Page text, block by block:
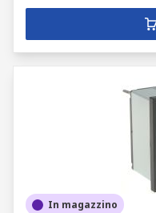
In magazzino